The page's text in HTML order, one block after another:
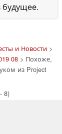
будущее.
и Новости>
08> Похоже,
из Project
8)